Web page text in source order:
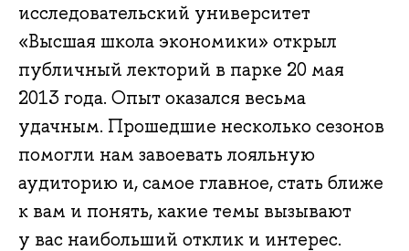
исследовательский университет
«Высшая школа экономики» открыл
публичный лекторий в парке 20 мая
2013 года. Опыт оказался весьма
удачным. Прошедшие несколько сезонов
помогли нам завоевать лояльную
аудиторию и, самое главное, стать ближе
к вам и понять, какие темы вызывают
у вас наибольший отклик и интерес.